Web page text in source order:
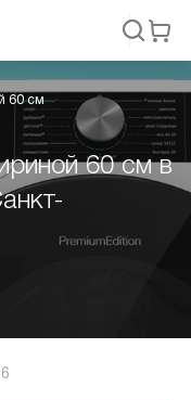
60 см
60 см в